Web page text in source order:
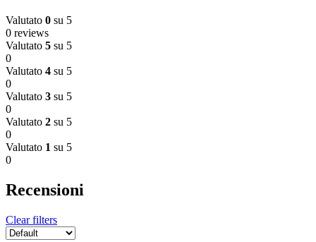
Valutato 0 su 5
0 reviews
Valutato 5 su 5
0
Valutato 4 su 5
0
Valutato 3 su 5
0
Valutato 2 su 5
0
Valutato 1 su 5
0
Recensioni
Clear filters